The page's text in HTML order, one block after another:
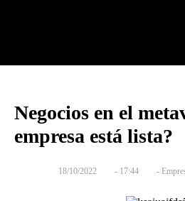
Negocios en el
empresa está lista?
18/10/2022 - 17:44 -